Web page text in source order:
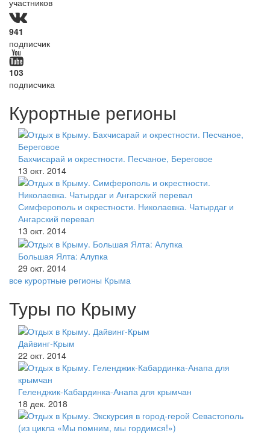
941
подписчик
103
подписчика
Курортные регионы
Бахчисарай и окрестности. Песчаное, Береговое
13 окт. 2014
Симферополь и окрестности. Николаевка. Чатырдаг и
Ангарский перевал
13 окт. 2014
Большая Ялта: Алупка
29 окт. 2014
все курортные регионы Крыма
Туры по Крыму
Дайвинг-Крым
22 окт. 2014
Геленджик-Кабардинка-Анапа для крымчан
18 дек. 2018